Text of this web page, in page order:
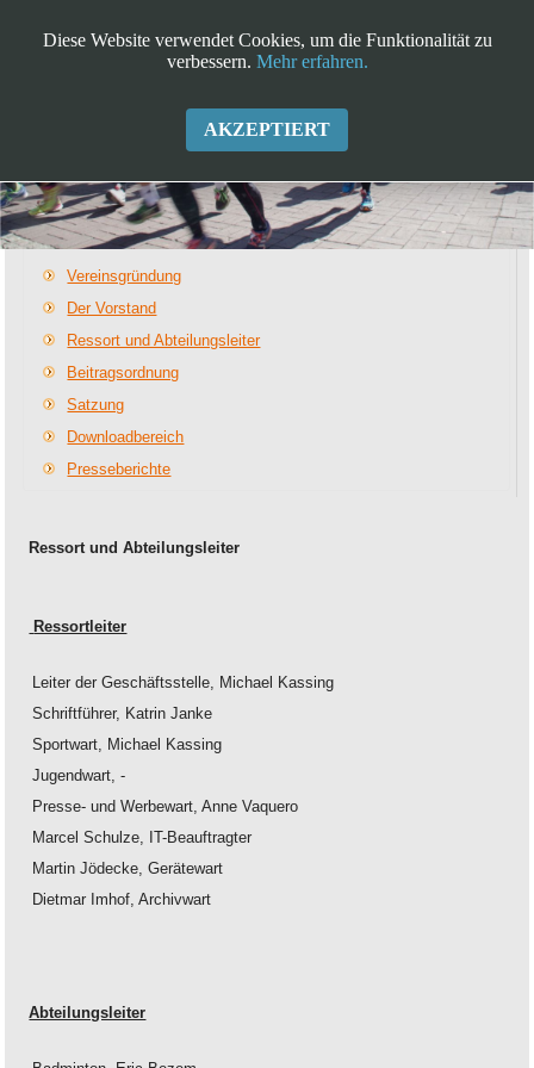
Der Verein
Vereinsgründung
Der Vorstand
Ressort und Abteilungsleiter
Beitragsordnung
Satzung
Downloadbereich
Presseberichte
Ressort und Abteilungsleiter
Ressortleiter
Leiter der Geschäftsstelle, Michael Kassing
Schriftführer, Katrin Janke
Sportwart, Michael Kassing
Jugendwart, -
Presse- und Werbewart, AnneVaquero
Marcel Schulze, IT-Beauftragter
Martin Jödecke, Gerätewart
Dietmar Imhof, Archivwart
Abteilungsleiter
Diese Website verwendet Cookies, um die Funktionalität zu
verbessern. Mehr erfahren.
AKZEPTIERT